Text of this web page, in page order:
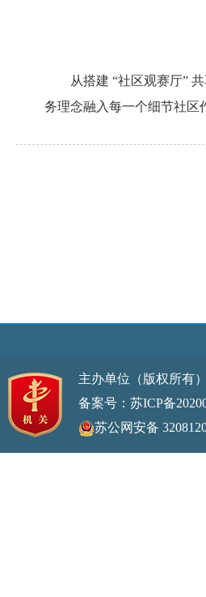
从搭建 “社区观赛厅”
务理念融入每一个细节社区
主办单位（版权所有
备案号：苏ICP备
苏公网安备